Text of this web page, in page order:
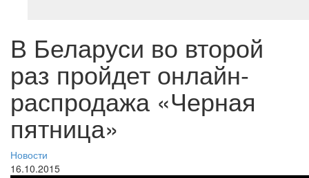
В Беларуси во второй
раз пройдет онлайн-
распродажа «Черная
пятница»
Новости
16.10.2015